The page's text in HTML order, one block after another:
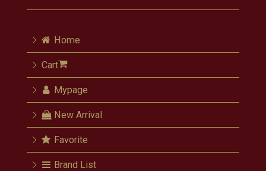
Home
Cart
Mypage
New Arrival
Favorite
Brand List